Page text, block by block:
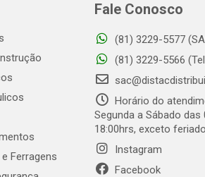
Ferragens
Fale Conosco
(81) 3229-5577
(81) 3229-5566
Horário do
Segunda a Sábado das
18:00hrs, exceto
Instagram
Facebook